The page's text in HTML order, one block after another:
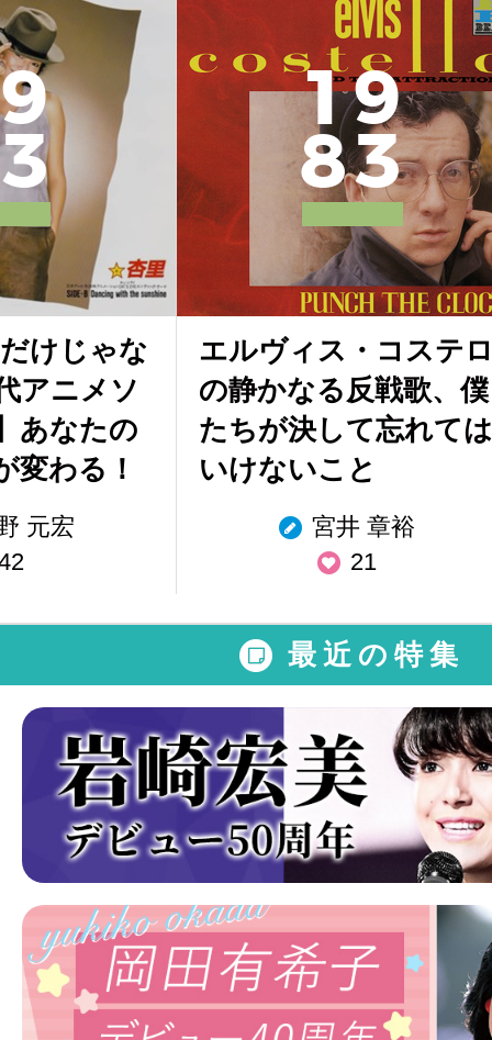
9
3
けじゃな
アニメソ
あなたの
変わる！
元宏
19
83
エルヴィス・コステ
の静かなる反戦歌、僕
たちが決して忘れては
いけないこと
宮井 章裕
21
最近の特集